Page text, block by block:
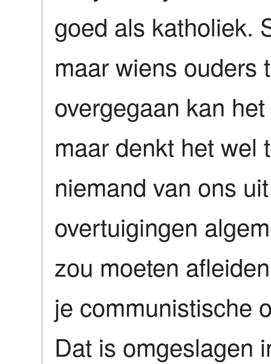
goed als katholiek.
maar wiens ouders
overgegaan kan
maar denkt het wel
niemand van ons
overtuigingen
zou moeten
je communistische
Dat is omgeslagen